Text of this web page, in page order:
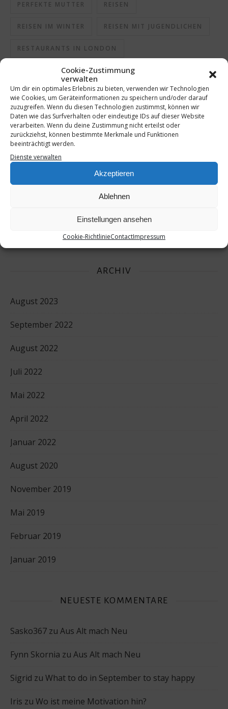
Cookie-Zustimmung
verwalten
Um dir ein optimales Erlebnis zu bieten, verwenden wir Technologien
wie Cookies, um Geräteinformationen zu speichern und/oder darauf
zuzugreifen. Wenn du diesen Technologien zustimmst, können wir
Daten wie das Surfverhalten oder eindeutige IDs auf dieser Website
verarbeiten. Wenn du deine Zustimmung nicht erteilst oder
zurückziehst, können bestimmte Merkmale und Funktionen
beeinträchtigt werden.
Dienste verwalten
Akzeptieren
Ablehnen
Einstellungen ansehen
Cookie-RichtlinieContactImpressum
PERFEKTE MUTTER REISEN
REISEN IM WINTER REISEN MIT JUGENDLICHEN
RESTAURANTS IN LONDON
SCHLECHTE MUTTER SCHMECKEN
SCHMECKT SEHENSWÜRDIGKEITEN IN LONDON
SELBSTGEMACHT SHOTS SPRITZGEBÄCK
STÄDTEREISE STÄDTETRIP
STÄDTETRIP MIT JUGENDLICHEN
ARCHIV
August 2023
September 2022
August 2022
Juli 2022
Mai 2022
April 2022
Januar 2022
August 2020
November 2019
Mai 2019
Februar 2019
Januar 2019
NEUESTE KOMMENTARE
Sasko367 zu Aus Alt mach Neu
Fynn Skornia zu Aus Alt mach Neu
Sigrid zu What to do in September to stay happy
Iris zu Wo ist meine Motivation hin?